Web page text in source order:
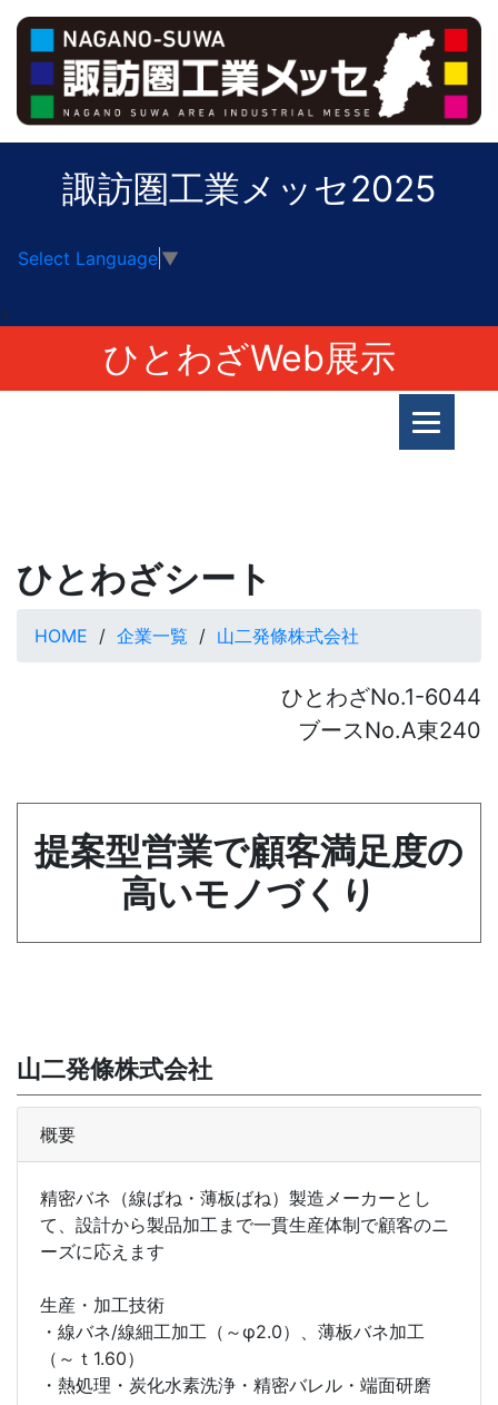
諏訪圏工業メッセ2025
Select Language ▼
>
ひとわざWeb展示
ひとわざシート
HOME 企業一覧 山二発條株式会社
ひとわざNo.1-6044
ブースNo.A東240
提案型営業で顧客満足度の
高いモノづくり
山二発條株式会社
概要
精密バネ（線ばね・薄板ばね）製造メーカーとし
て、設計から製品加工まで一貫生産体制で顧客のニ
ーズに応えます
生産・加工技術
・線バネ/線細工加工（～φ2.0）、薄板バネ加工
（～ｔ1.60）
・熱処理・炭化水素洗浄・精密バレル・端面研磨